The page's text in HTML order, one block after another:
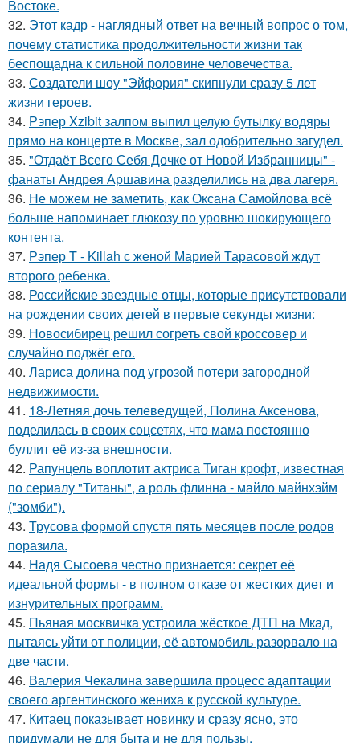
Востоке.
32. Этот кадр - наглядный ответ на вечный вопрос о том,
почему статистика продолжительности жизни так
беспощадна к сильной половине человечества.
33. Создатели шоу "Эйфория" скипнули сразу 5 лет
жизни героев.
34. Рэпер Xzibit залпом выпил целую бутылку водяры
прямо на концерте в Москве, зал одобрительно загудел.
35. "Отдаёт Всего Себя Дочке от Новой Избранницы" -
фанаты Андрея Аршавина разделились на два лагеря.
36. Не можем не заметить, как Оксана Самойлова всё
больше напоминает глюкозу по уровню шокирующего
контента.
37. Рэпер T - Killah с женой Марией Тарасовой ждут
второго ребенка.
38. Российские звездные отцы, которые присутствовали
на рождении своих детей в первые секунды жизни:
39. Новосибирец решил согреть свой кроссовер и
случайно поджёг его.
40. Лариса долина под угрозой потери загородной
недвижимости.
41. 18-Летняя дочь телеведущей, Полина Аксенова,
поделилась в своих соцсетях, что мама постоянно
буллит её из-за внешности.
42. Рапунцель воплотит актриса Тиган крофт, известная
по сериалу "Титаны", а роль флинна - майло майнхэйм
("зомби").
43. Трусова формой спустя пять месяцев после родов
поразила.
44. Надя Сысоева честно признается: секрет её
идеальной формы - в полном отказе от жестких диет и
изнурительных программ.
45. Пьяная москвичка устроила жёсткое ДТП на Мкад,
пытаясь уйти от полиции, её автомобиль разорвало на
две части.
46. Валерия Чекалина завершила процесс адаптации
своего аргентинского жениха к русской культуре.
47. Китаец показывает новинку и сразу ясно, это
придумали не для быта и не для пользы.